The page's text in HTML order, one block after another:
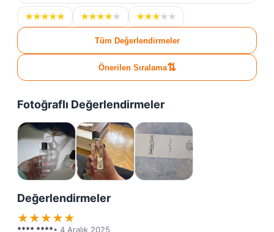
★★★★★ ★★★★★ ★★★★★
Tüm Değerlendirmeler
Önerilen Sıralama⇅
Fotoğraflı Değerlendirmeler
Değerlendirmeler
★★★★★
**** ****• 4 Aralık 2025